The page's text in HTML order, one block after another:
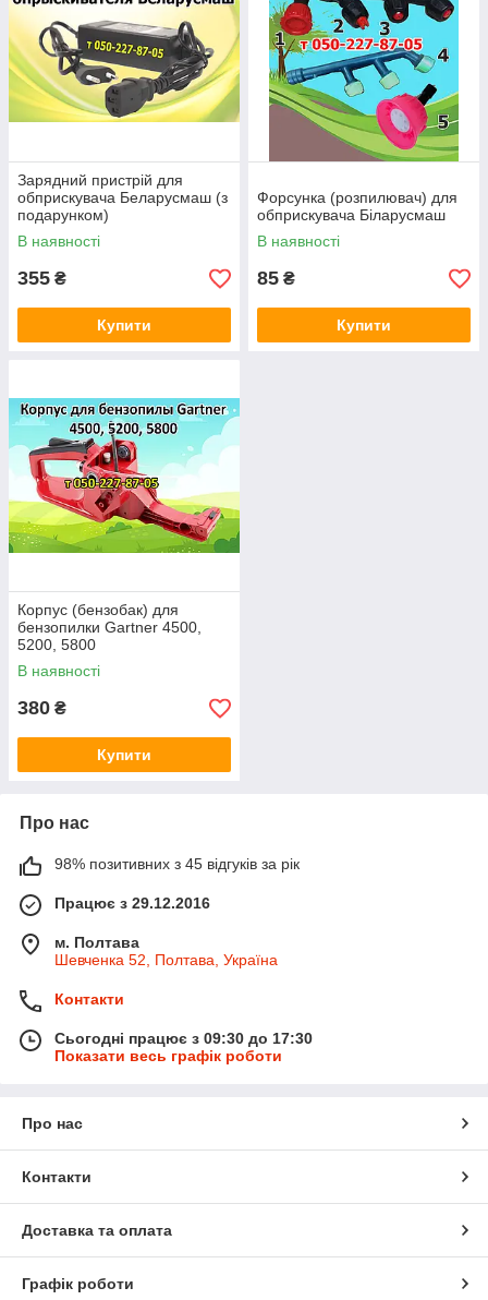
Зарядний пристрій для
обприскувача Беларусмаш (з
подарунком)
В наявності
355 ₴
Купити
Форсунка (розпилювач) для
обприскувача Біларусмаш
В наявності
85 ₴
Купити
Корпус (бензобак) для
бензопилки Gartner 4500,
5200, 5800
В наявності
380 ₴
Купити
Про нас
98% позитивних з 45 відгуків за рік
Працює з 29.12.2016
м. Полтава
Шевченка 52, Полтава, Україна
Контакти
Сьогодні працює з 09:30 до 17:30
Показати весь графік роботи
Про нас
Контакти
Доставка та оплата
Графік роботи